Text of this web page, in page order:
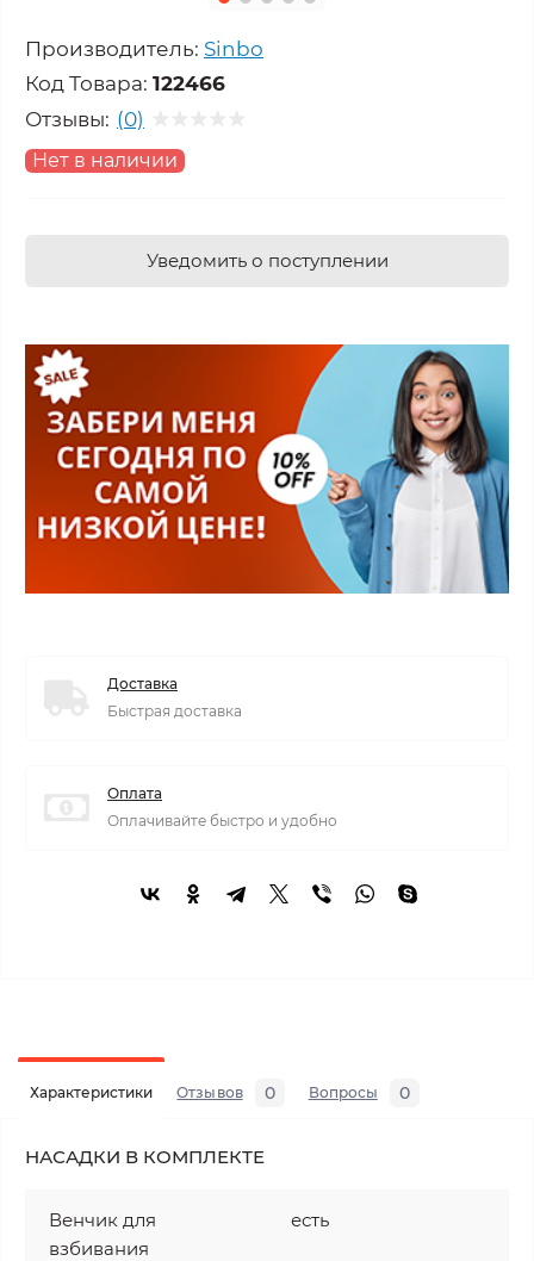
Производитель: Sinbo
Код Товара: 122466
Отзывы: (0)
Нет в наличии
Уведомить о поступлении
Доставка
Быстрая доставка
Оплата
Оплачивайте быстро и удобно
Характеристики Отзывов 0 Вопросы 0
НАСАДКИ В КОМПЛЕКТЕ
Венчик для
взбивания
есть